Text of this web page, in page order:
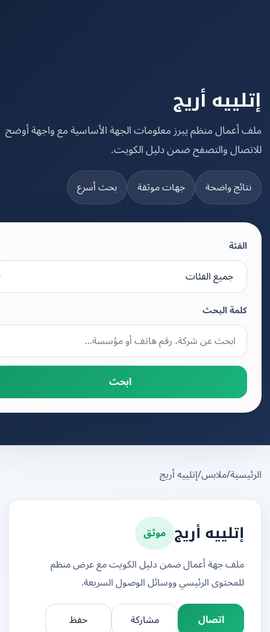
أريج
منظم يبرز معلومات الجهة الأساسية مع واجهة أوضح
والتصفح ضمن دليل الكويت.
واضحة جهات موثقة بحث أسرع
كلمة البحث
ابحث
/ملابس/إتلييه أريج
إتلييه أريج موثق
ملف جهة أعمال ضمن دليل الكويت مع عرض منظم
للمحتوى الرئيسي ووسائل الوصول السريعة.
اتصال
مشاركة